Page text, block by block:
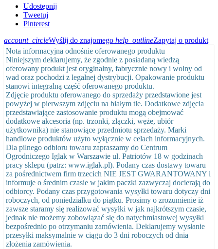
Udostępnij
Tweetuj
Pinterest
account_circleWyślij do znajomego help_outlineZapytaj o produkt
Nota informacyjna odnośnie oferowanego produktu
Niniejszym deklarujemy, że zgodnie z posiadaną wiedzą
oferowany produkt jest oryginalny, fabrycznie nowy i wolny od
wad oraz pochodzi z legalnej dystrybucji. Opakowanie produktu
stanowi integralną część oferowanego produktu.
Zdjęcie produktu oferowanego do sprzedaży przedstawione jest
powyżej w pierwszym zdjęciu na białym tle. Dodatkowe zdjęcia
przedstawiające zastosowanie produktu mogą obejmować
dodatkowe akcesoria (np. trzonki, złączki, węże, ubiór
użytkownika) nie stanowiące przedmiotu sprzedaży. Marki
handlowe produktów użyto wyłącznie w celach informacyjnych.
Dla pilnego odbioru towaru zapraszamy do Centrum
Ogrodniczego Iglak w Warszawie ul. Patriotów 18 w godzinach
pracy sklepu (patrz: www.iglak.pl). Podany czas dostawy towaru
za pośrednictwem firm trzecich NIE JEST GWARANTOWANY i
informuje o średnim czasie w jakim paczki zazwyczaj docierają do
odbiorcy. Podany czas przygotowania wysyłki towaru dotyczy dni
roboczych, od poniedziałku do piątku. Prosimy o zrozumienie iż
zawsze staramy się realizować wysyłki w jak najkrótszym czasie,
jednak nie możemy zobowiązać się do natychmiastowej wysyłki
bezpośrednio po otrzymaniu zamówienia. Deklarujemy wysłanie
przesyłki maksymalnie w ciągu do 3 dni roboczych od dnia
złożenia zamówienia.